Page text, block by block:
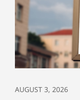
AUGUST 3, 2026